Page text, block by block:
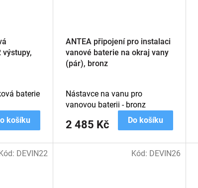
výstupy,
košíku
baterie
ANTEA připojení pro instalaci
vanové baterie na okraj vany
(pár), bronz
2 485 Kč Do košíku
Nástavce na vanu pro
vanovou baterii - bronz
DEVIN22 Kód: DEVIN26